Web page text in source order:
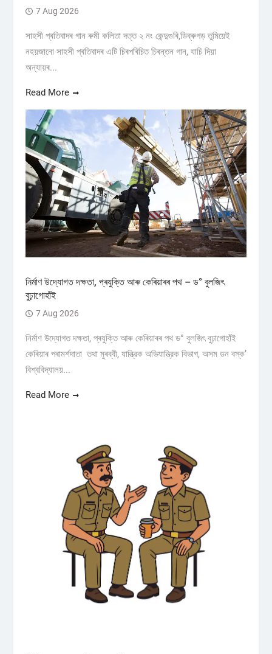
7 Aug 2026
সাহসী প্ৰতিবাদৰ গান ৰুমী কলিতা দত্ত ২ নং কেন্দুগুৰি,ডিব্ৰুগড় তুমিয়েই
নহয়জানো সাহসী প্ৰতিবাদৰ এটি চিৰপৰিচিত চিৰন্তন গান, যাচি দিয়া
অন্যায়ৰ...
Read More
নিৰ্মাণ উদ্যোগত দক্ষতা, প্ৰযুক্তি আৰু কেৰিয়াৰৰ পথ – ড° বুলজিৎ
বুঢ়াগোহাঁই
7 Aug 2026
নিৰ্মাণ উদ্যোগত দক্ষতা, প্ৰযুক্তি আৰু কেৰিয়াৰৰ পথ ড° বুলজিৎ বুঢ়াগোহাঁই
কেৰিয়াৰ পৰামৰ্শদাতা তথা মুৰব্বী, যান্ত্রিক অভিযান্ত্রিক বিভাগ, অসম ডন বস্ক’
বিশ্ববিদ্যালয়...
Read More